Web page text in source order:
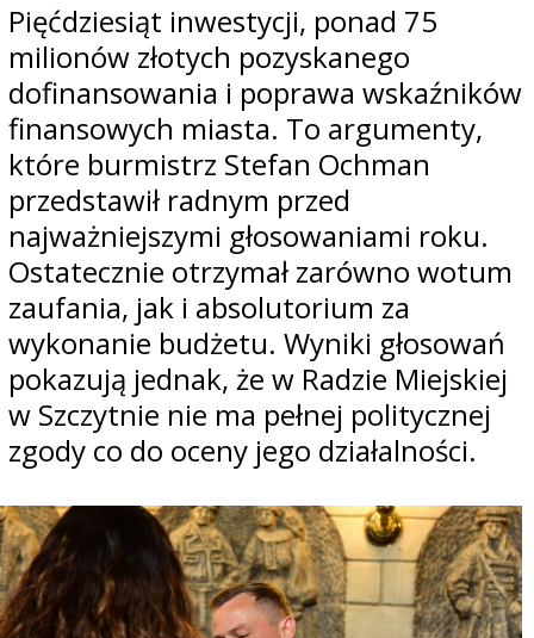
Pięćdziesiąt inwestycji, ponad 75
milionów złotych pozyskanego
dofinansowania i poprawa wskaźników
finansowych miasta. To argumenty,
które burmistrz Stefan Ochman
przedstawił radnym przed
najważniejszymi głosowaniami roku.
Ostatecznie otrzymał zarówno wotum
zaufania, jak i absolutorium za
wykonanie budżetu. Wyniki głosowań
pokazują jednak, że w Radzie Miejskiej
w Szczytnie nie ma pełnej politycznej
zgody co do oceny jego działalności.